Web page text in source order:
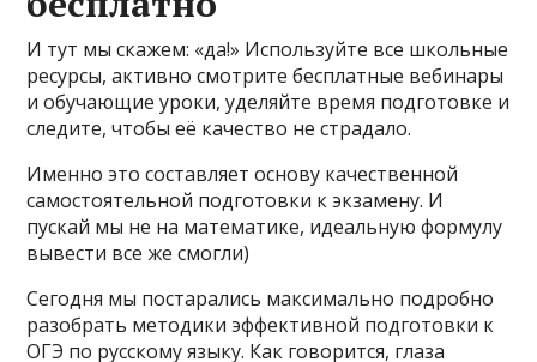
И тут мы скажем: «да!» Используйте все школьные
ресурсы, активно смотрите бесплатные вебинары
и обучающие уроки, уделяйте время подготовке и
следите, чтобы её качество не страдало.
Именно это составляет основу качественной
самостоятельной подготовки к экзамену. И
пускай мы не на математике, идеальную формулу
вывести все же смогли)
Сегодня мы постарались максимально подробно
разобрать методики эффективной подготовки к
ОГЭ по русскому языку. Как говорится, глаза